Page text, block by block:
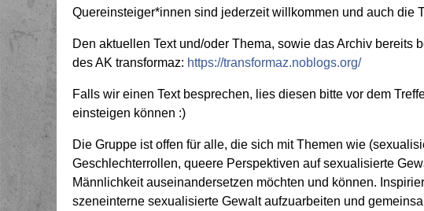
Quereinsteiger*innen sind jederzeit willkommen und auch die
Den aktuellen Text und/oder Thema, sowie das Archiv bereits
des AK transformaz: https://transformaz.noblogs.org/
Falls wir einen Text besprechen, lies diesen bitte vor dem
einsteigen können :)
Die Gruppe ist offen für alle, die sich mit Themen wie
Geschlechterrollen, queere Perspektiven auf sexualisierte
Männlichkeit auseinandersetzen möchten und können.
szeneinterne sexualisierte Gewalt aufzuarbeiten und